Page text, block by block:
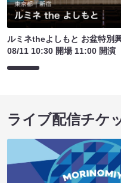
ルミネtheよしもと お盆特別
08/11 10:30 開場 11:00 開演
ライブ配信チケ